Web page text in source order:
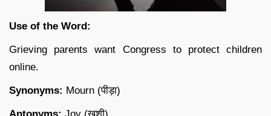
Use of the Word:
Grieving parents want Congress to protect children
online.
Synonyms: Mourn (पीड़ा)